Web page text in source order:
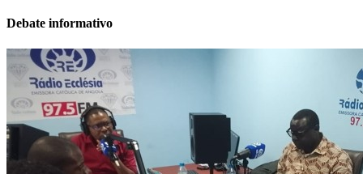
Debate informativo